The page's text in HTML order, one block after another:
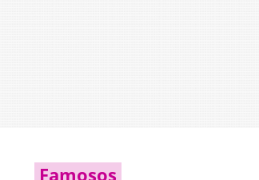
Famosos